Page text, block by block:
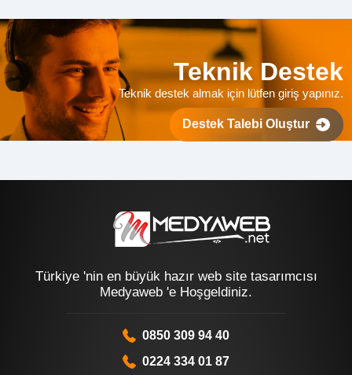
Teknik Destek
Teknik destek almak için lütfen giriş yapınız.
Destek Talebi Oluştur
Türkiye 'nin en büyük hazır web site tasarımcısı
Medyaweb 'e Hoşgeldiniz.
0850 309 94 40
0224 334 01 87